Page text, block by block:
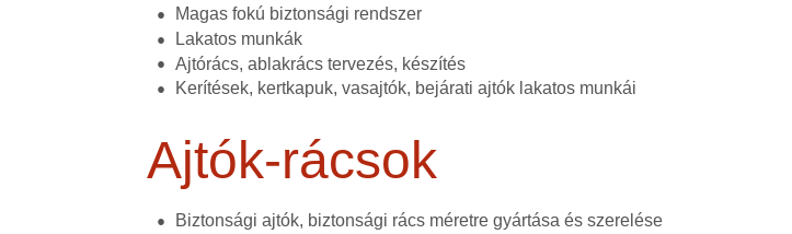
Magas fokú biztonsági rendszer
Lakatos munkák
Ajtórács, ablakrács tervezés, készítés
Kerítések, kertkapuk, vasajtók, bejárati ajtók lakatos munkái
Ajtók-rácsok
Biztonsági ajtók, biztonsági rács méretre gyártása és szerelése